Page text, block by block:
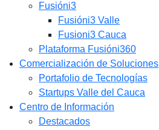
Fusióni3
Fusióni3 Valle
Fusioni3 Cauca
Plataforma Fusióni360
Comercialización de Soluciones
Portafolio de Tecnologías
Startups Valle del Cauca
Centro de Información
Destacados